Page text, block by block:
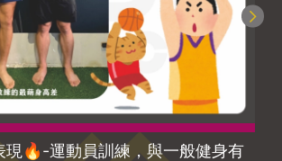
能踏實負重走路｜高雄左營退化